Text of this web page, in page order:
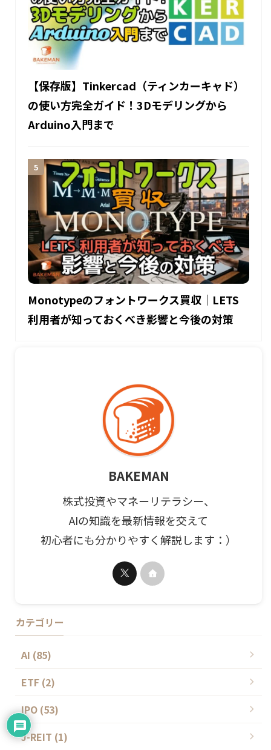
【保存版】Tinkercad（ティンカーキャド）
の使い方完全ガイド！3Dモデリングから
Arduino入門まで
Monotypeのフォントワークス買収｜LETS
利用者が知っておくべき影響と今後の対策
BAKEMAN
株式投資やマネーリテラシー、
AIの知識を最新情報を交えて
初心者にも分かりやすく解説します：）
カテゴリー
AI (85)
ETF (2)
IPO (53)
J-REIT (1)